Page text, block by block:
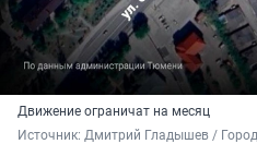
Движение ограничат на месяц
Источник: Дмитрий Гладышев /